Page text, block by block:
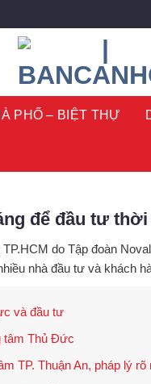
PHỐ – BIỆT THỰ
để đầu tư
do Tập đoàn
nhà đầu tư và khách
và đầu tư
tâm Thủ Đức
TP. Thuận An, pháp lý rõ